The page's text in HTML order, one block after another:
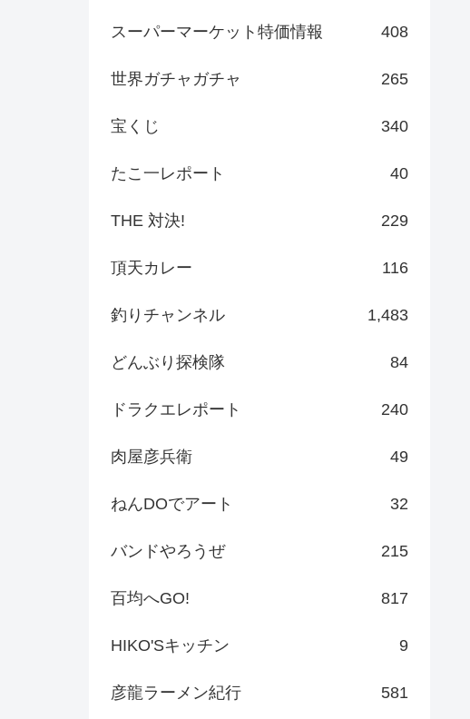
スーパーマーケット特価情報 408
世界ガチャガチャ 265
宝くじ 340
たこ一レポート 40
THE 対決! 229
頂天カレー 116
釣りチャンネル 1,483
どんぶり探検隊 84
ドラクエレポート 240
肉屋彦兵衛 49
ねんDOでアート 32
バンドやろうぜ 215
百均へGO! 817
HIKO'Sキッチン 9
彦龍ラーメン紀行 581